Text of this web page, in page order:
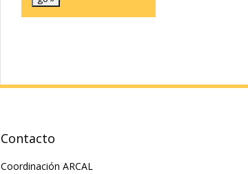
Contacto
Coordinación ARCAL